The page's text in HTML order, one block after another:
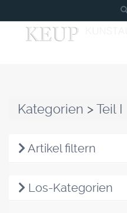
Kategorien >Teil I
Artikel filtern
Los-Kategorien